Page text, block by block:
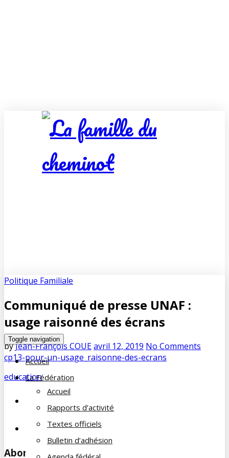
Toggle navigation
Accueil
La Fédération
Accueil
Rapports d’activité
Textes officiels
Bulletin d’adhésion
Politique Familiale
Communiqué de presse UNAF :
usage raisonné des écrans
byJean-François COUEavril 12, 2019 No Comments
cp13-pour-un-usage_raisonne-des-ecrans
education
congé parental mieux rémunéré
Next AG de la Section de LILLE
Abonnez-vous à notre newsletter